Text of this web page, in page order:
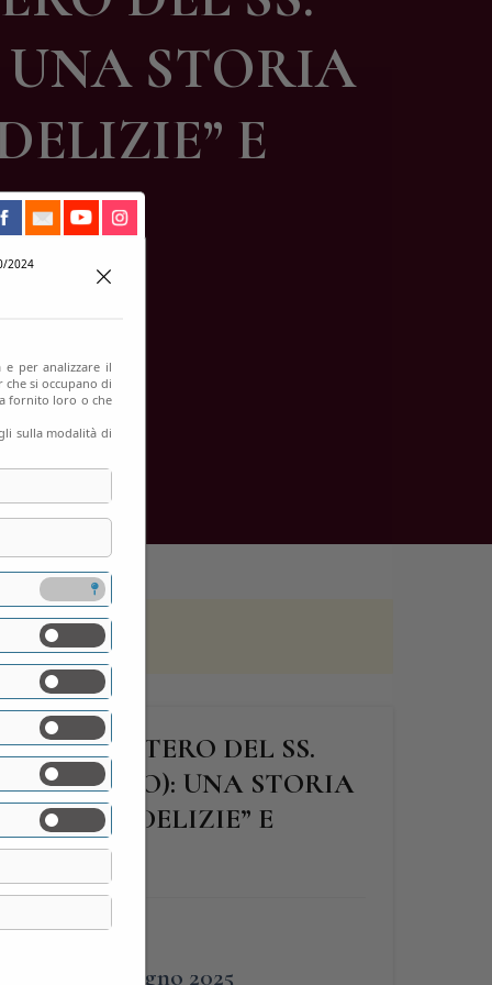
UNA STORIA
E
MONASTERO DEL SS.
(CO): UNA STORIA
DI “DELIZIE” E
29 Giugno 2025
2024
per analizzare il
si occupano di
fornito loro o che
sulla modalità di